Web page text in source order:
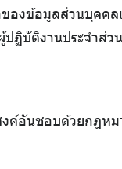
องข้อมูลส่วนบุคค
บัติงานประจำส่ว
ค์อันชอบด้วยกฎห